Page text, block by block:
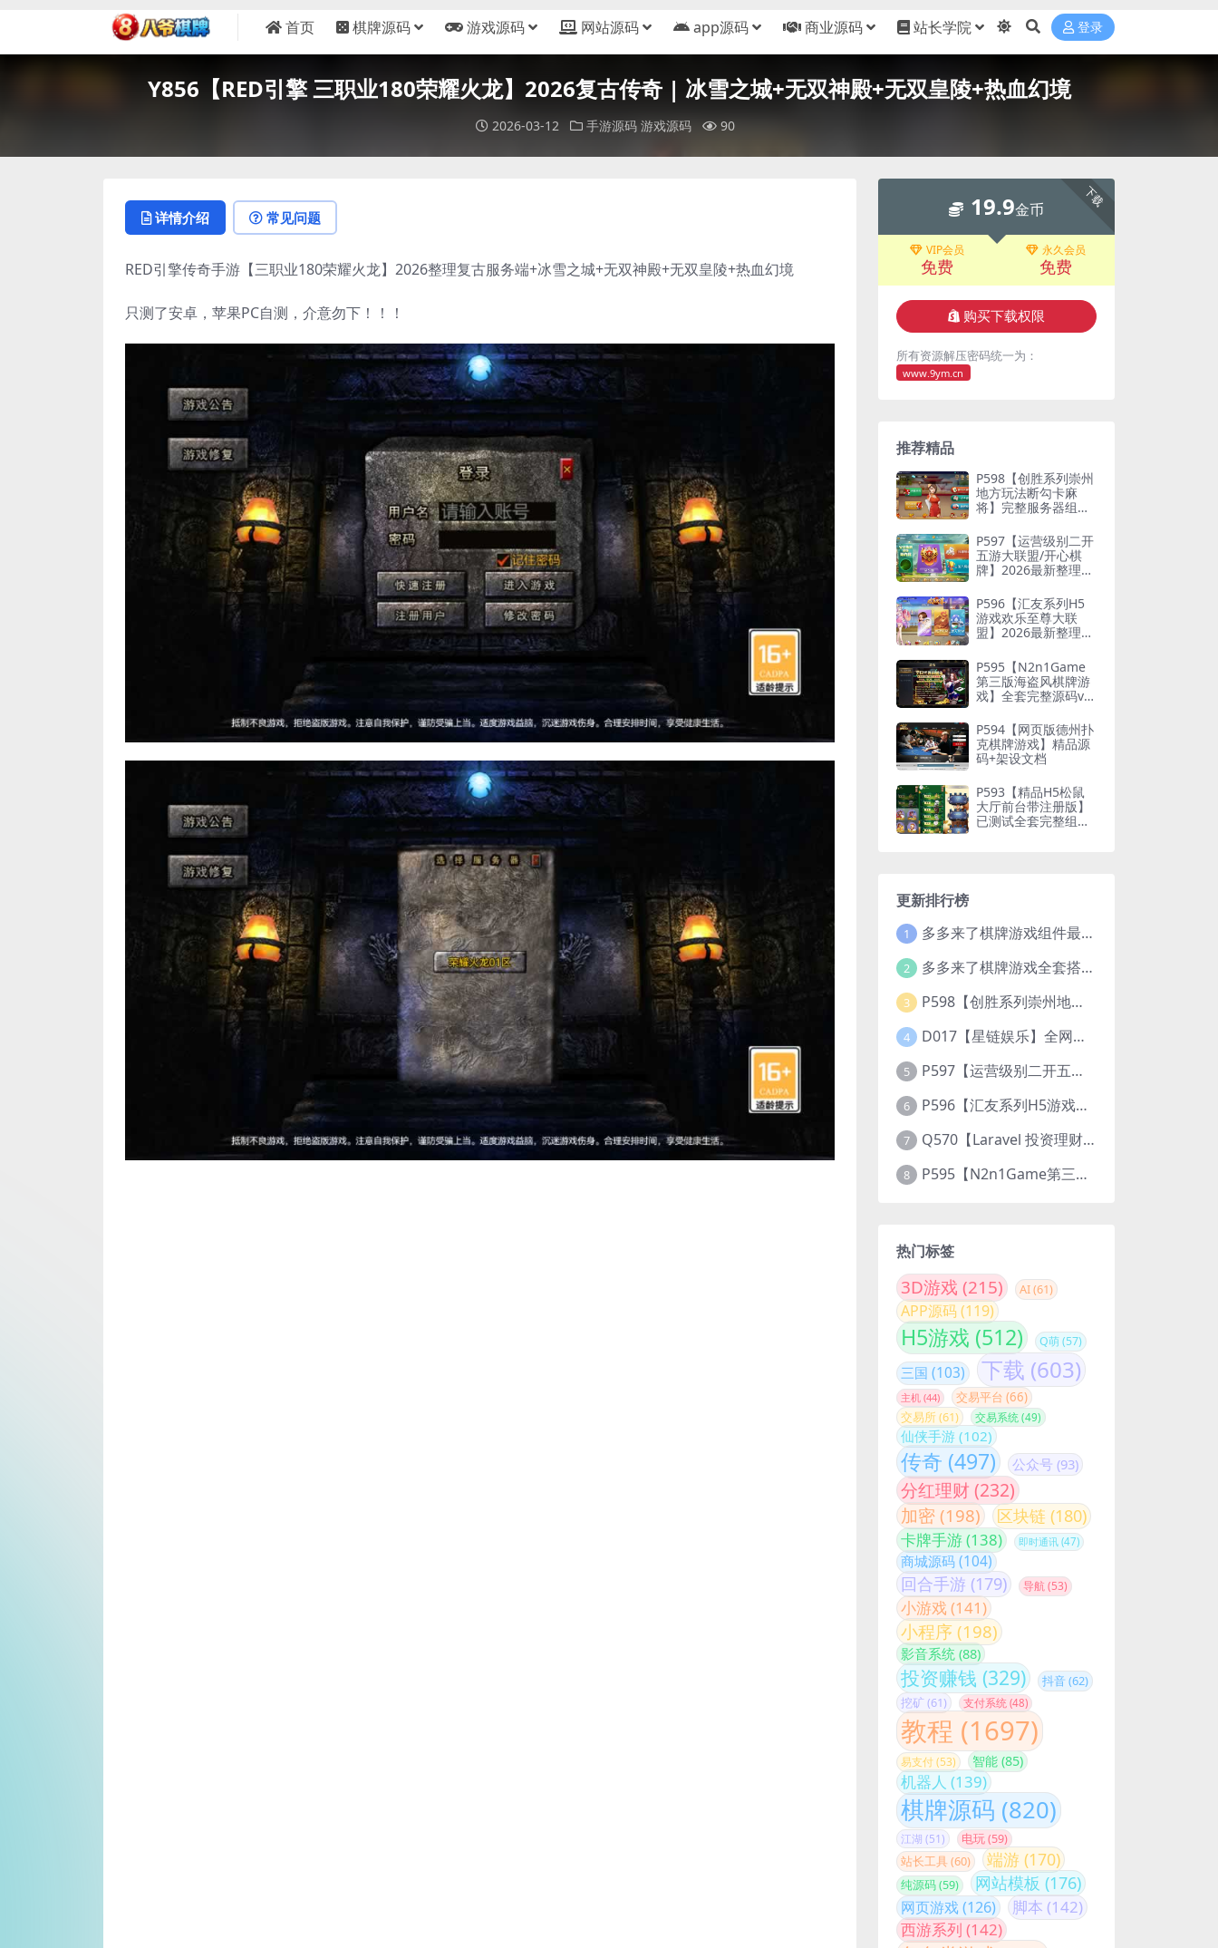
首页 棋牌源码 游戏源码 网站源码 app源码 商业源码 站长学院 登录
Y856【RED引擎 三职业180荣耀火龙】2026复古传奇 | 冰雪之城+无双神殿+无双皇陵+热血幻境
2026-03-12 手游源码 游戏源码 90
详情介绍 常见问题
RED引擎传奇手游【三职业180荣耀火龙】2026整理复古服务端+冰雪之城+无双神殿+无双皇陵+热血幻境
只测了安卓，苹果PC自测，介意勿下！！！
下载
19.9金币
VIP会员
免费
永久会员
免费
购买下载权限
所有资源解压密码统一为：
www.9ym.cn
推荐精品
P598【创胜系列崇州
地方玩法断勾卡麻
将】完整服务器组件
+双端APP+授权机+通
P597【运营级别二开
五游大联盟/开心棋
牌】2026最新整理完
整服务器组件+双端A
详细视频教程
P596【汇友系列H5
游戏欢乐至尊大联
盟】2026最新整理Li
nux系统最新组件+搭
P595【N2n1Game
第三版海盗风棋牌游
戏】全套完整源码v8.
0.0.1含android、io
+视频教程
P594【网页版德州扑
克棋牌游戏】精品源
码+架设文档
P593【精品H5松鼠
大厅前台带注册版】
已测试全套完整组件
+视频搭建教程
更新排行榜
1
2
3
4
5
6
7 Q570【Laravel 投资理财系统源码】挖矿矿机 MLM分销 带后台
8
热门标签
3D游戏(215) AI(61)
APP源码(119)
H5游戏(512) Q萌(57)
三国(103) 下载(603)
主机(44) 交易平台(66)
交易所(61) 交易系统(49)
仙侠手游(102)
传奇(497) 公众号(93)
分红理财(232)
加密(198) 区块链(180)
卡牌手游(138) 即时通讯(47)
商城源码(104)
回合手游 (179) 导航(53)
小游戏(141)
小程序(198)
影音系统(88)
投资赚钱(329) 抖音(62)
挖矿
支付系统(48)
教程(1697)
易支付(53) 智能(85)
机器人(139)
棋牌源码(820)
江湖(51) 电玩(59)
站长工具(60) 端游(170)
纯源码(59) 网站模板(176)
网页游戏(126) 脚本(142)
西游系列(142)